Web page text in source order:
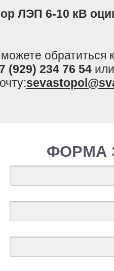
ЛЭП 6-10 кВ
(929) 234 76 54
ФОРМА